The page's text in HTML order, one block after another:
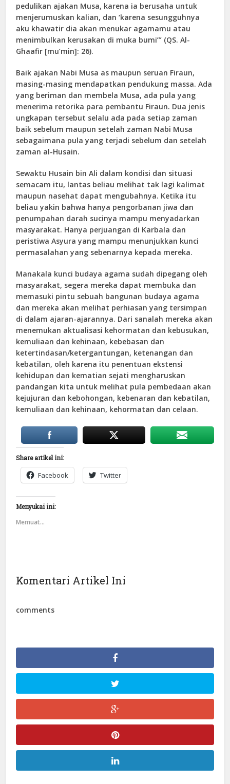
pedulikan ajakan Musa, karena ia berusaha untuk
menjerumuskan kalian, dan ‘karena sesungguhnya
aku khawatir dia akan menukar agamamu atau
menimbulkan kerusakan di muka bumi’” (QS. Al-
Ghaafir [mu’min]: 26).
Baik ajakan Nabi Musa as maupun seruan Firaun,
masing-masing mendapatkan pendukung massa. Ada
yang beriman dan membela Musa, ada pula yang
menerima retorika para pembantu Firaun. Dua jenis
ungkapan tersebut selalu ada pada setiap zaman
baik sebelum maupun setelah zaman Nabi Musa
sebagaimana pula yang terjadi sebelum dan setelah
zaman al-Husain.
Sewaktu Husain bin Ali dalam kondisi dan situasi
semacam itu, lantas beliau melihat tak lagi kalimat
maupun nasehat dapat mengubahnya. Ketika itu
beliau yakin bahwa hanya pengorbanan jiwa dan
penumpahan darah sucinya mampu menyadarkan
masyarakat. Hanya perjuangan di Karbala dan
peristiwa Asyura yang mampu menunjukkan kunci
permasalahan yang sebenarnya kepada mereka.
Manakala kunci budaya agama sudah dipegang oleh
masyarakat, segera mereka dapat membuka dan
memasuki pintu sebuah bangunan budaya agama
dan mereka akan melihat perhiasan yang tersimpan
di dalam ajaran-ajarannya. Dari sanalah mereka akan
menemukan aktualisasi kehormatan dan kebusukan,
kemuliaan dan kehinaan, kebebasan dan
ketertindasan/ketergantungan, ketenangan dan
kebatilan, oleh karena itu penentuan ekstensi
kehidupan dan kematian sejati mengharuskan
pandangan kita untuk melihat pula pembedaan akan
kejujuran dan kebohongan, kebenaran dan kebatilan,
kemuliaan dan kehinaan, kehormatan dan celaan.
Share artikel ini:
Facebook Twitter
Menyukai ini:
Memuat...
Komentari Artikel Ini
comments